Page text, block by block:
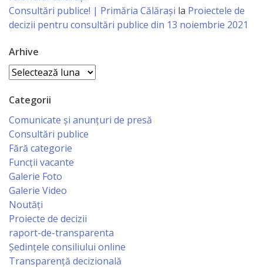
de
Noutăți
Cultură/tineret/sport
Programe
de
activitate
Rapoarte
de
activitate
Consultări publice! | Primăria Călărași la Proiectele de
decizii pentru consultări publice din 13 noiembrie 2021
Arhive
Arhive
Categorii
Comunicate și anunțuri de presă
Consultări publice
Fără categorie
Funcții vacante
Galerie Foto
Galerie Video
Noutăți
Proiecte de decizii
raport-de-transparenta
Ședințele consiliului online
Transparență decizională